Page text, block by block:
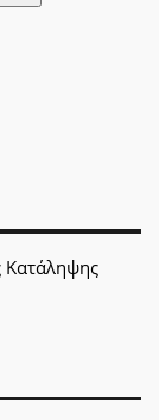
Κατάληψης